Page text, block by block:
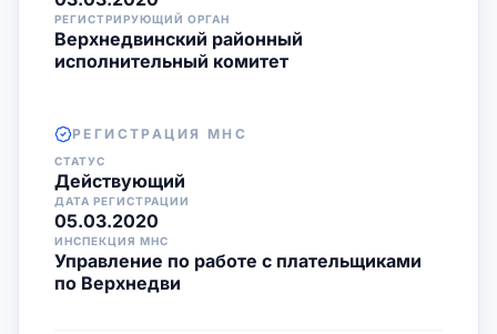
РЕГИСТРИРУЮЩИЙ ОРГАН
Верхнедвинский районный
исполнительный комитет
РЕГИСТРАЦИЯ МНС
СТАТУС
Действующий
ДАТА РЕГИСТРАЦИИ
05.03.2020
ИНСПЕКЦИЯ МНС
Управление по работе с плательщиками
по Верхнедви